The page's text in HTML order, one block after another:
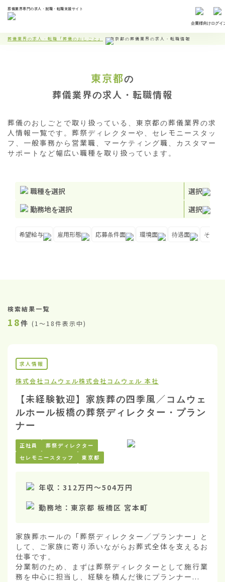
葬儀業界専門の求人・就職・転職支援サイト
企業様向けログイ
葬儀業界の求人・転職「葬儀のおしごと」 東京都の葬儀業界の求人・転職情報
東京都の
葬儀業界の求人・転職情報
葬儀のおしごとで取り扱っている、東京都の葬儀業界の求
人情報一覧です。葬祭ディレクターや、セレモニースタッ
フ、一般事務から営業職、マーケティング職、カスタマー
サポートなど幅広い職種を取り扱っています。
職種を選択
選択
勤務地を選択
選択
希望給与 雇用形態 応募条件面 環境面 待遇面 その他
検索結果一覧
18件 (1〜18件表示中)
求人情報
株式会社コムウェル株式会社コムウェル 本社
【未経験歓迎】家族葬の四季風／コムウェ
ルホール板橋の葬祭ディレクター・プラン
ナー
正社員
葬祭ディレクター
セレモニースタッフ
東京都
年収： 312万円〜504万円
勤務地： 東京都 板橋区 宮本町
家族葬ホールの「葬祭ディレクター／プランナー」と
して、ご家族に寄り添いながらお葬式全体を支えるお
仕事です。
分業制のため、まずは葬祭ディレクターとして施行業
務を中心に担当し、経験を積んだ後にプランナー...